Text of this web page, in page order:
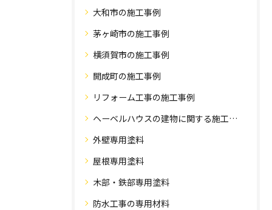
大和市の施工事例
茅ヶ崎市の施工事例
横須賀市の施工事例
開成町の施工事例
リフォーム工事の施工事例
ヘーベルハウスの建物に関する施工事例
外壁専用塗料
屋根専用塗料
木部・鉄部専用塗料
防水工事の専用材料